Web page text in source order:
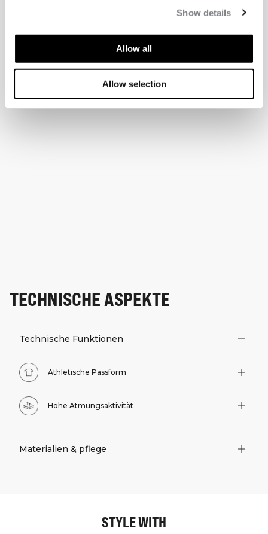
Show details
Allow all
Allow selection
TECHNISCHE ASPEKTE
Technische Funktionen
Athletische Passform
Hohe Atmungsaktivität
Materialien & pflege
STYLE WITH